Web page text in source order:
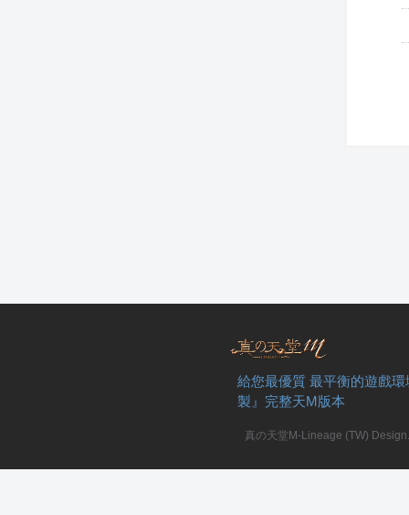
給您最優質 最平衡的遊戲
製』完整天M版本
真の天堂M-Lineage (TW)